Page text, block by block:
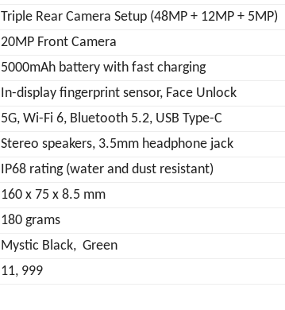
Triple Rear Camera Setup (48MP + 12MP + 5MP)
20MP Front Camera
5000mAh battery with fast charging
In-display fingerprint sensor, Face Unlock
5G, Wi-Fi 6, Bluetooth 5.2, USB Type-C
Stereo speakers, 3.5mm headphone jack
IP68 rating (water and dust resistant)
160 x 75 x 8.5 mm
180 grams
Mystic Black, Green
11, 999